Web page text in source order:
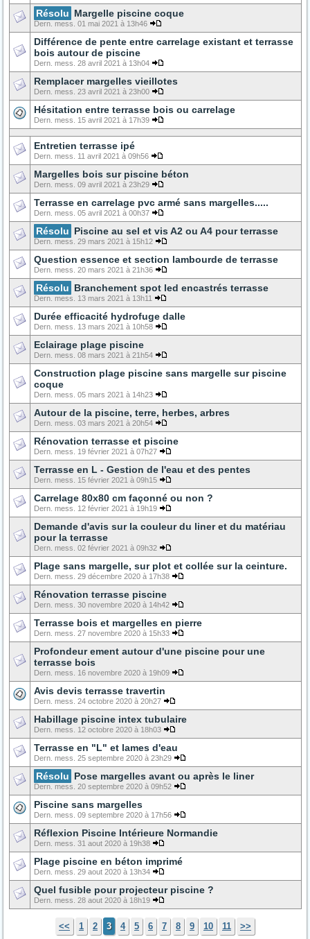
Résolu Margelle piscine coque
Dern. mess. 01 mai 2021 à 13h46
Différence de pente entre carrelage existant et terrasse
bois autour de piscine
Dern. mess. 28 avril 2021 à 13h04
Remplacer margelles vieillotes
Dern. mess. 23 avril 2021 à 23h00
Hésitation entre terrasse bois ou carrelage
Dern. mess. 15 avril 2021 à 17h39
Entretien terrasse ipé
Dern. mess. 11 avril 2021 à 09h56
Margelles bois sur piscine béton
Dern. mess. 09 avril 2021 à 23h29
Terrasse en carrelage pvc armé sans margelles.....
Dern. mess. 05 avril 2021 à 00h37
Résolu Piscine au sel et vis A2 ou A4 pour terrasse
Dern. mess. 29 mars 2021 à 15h12
Question essence et section lambourde de terrasse
Dern. mess. 20 mars 2021 à 21h36
Résolu Branchement spot led encastrés terrasse
Dern. mess. 13 mars 2021 à 13h11
Durée efficacité hydrofuge dalle
Dern. mess. 13 mars 2021 à 10h58
Eclairage plage piscine
Dern. mess. 08 mars 2021 à 21h54
Construction plage piscine sans margelle sur piscine
coque
Dern. mess. 05 mars 2021 à 14h23
Autour de la piscine, terre, herbes, arbres
Dern. mess. 03 mars 2021 à 20h54
Rénovation terrasse et piscine
Dern. mess. 19 février 2021 à 07h27
Terrasse en L - Gestion de l'eau et des pentes
Dern. mess. 15 février 2021 à 09h15
Carrelage 80x80 cm façonné ou non ?
Dern. mess. 12 février 2021 à 19h19
Demande d'avis sur la couleur du liner et du matériau
pour la terrasse
Dern. mess. 02 février 2021 à 09h32
Plage sans margelle, sur plot et collée sur la ceinture.
Dern. mess. 29 décembre 2020 à 17h38
Rénovation terrasse piscine
Dern. mess. 30 novembre 2020 à 14h42
Terrasse bois et margelles en pierre
Dern. mess. 27 novembre 2020 à 15h33
Profondeur ement autour d'une piscine pour une
terrasse bois
Dern. mess. 16 novembre 2020 à 19h09
Avis devis terrasse travertin
Dern. mess. 24 octobre 2020 à 20h27
Habillage piscine intex tubulaire
Dern. mess. 12 octobre 2020 à 18h03
Terrasse en "L" et lames d'eau
Dern. mess. 25 septembre 2020 à 23h29
Résolu Pose margelles avant ou après le liner
Dern. mess. 20 septembre 2020 à 09h52
Piscine sans margelles
Dern. mess. 09 septembre 2020 à 17h56
Réflexion Piscine Intérieure Normandie
Dern. mess. 31 aout 2020 à 19h38
Plage piscine en béton imprimé
Dern. mess. 29 aout 2020 à 13h34
Quel fusible pour projecteur piscine ?
Dern. mess. 28 aout 2020 à 18h19
<< 1 2 3 4 5 6 7 8 9 10 11 >>